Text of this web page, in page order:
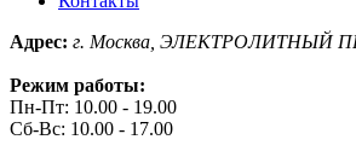
Адрес: г. Москва, ЭЛЕКТРОЛИТНЫЙ
Режим работы:
Пн-Пт: 10.00 - 19.00
Сб-Вс: 10.00 - 17.00